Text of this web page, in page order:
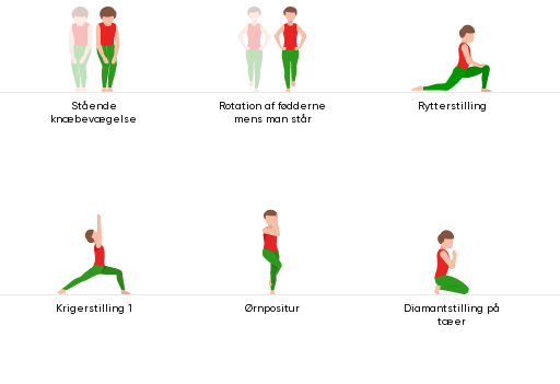
Stående
knæbevægelse
Rotation af fødderne
mens man står
Rytterstilling
Krigerstilling 1 Ørnpositur
Diamantstilling på
tæer